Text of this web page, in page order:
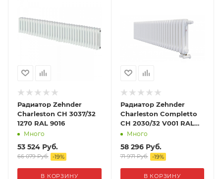
Радиатор Zehnder
Charleston CH 3037/32
1270 RAL 9016
Много
53 524 Руб.
66 079Руб. -19%
В КОРЗИНУ
Радиатор Zehnder
Charleston Completto
CH 2030/32 V001 RAL
9016Много
58 296Руб.
71 971Руб. -19%
В КОРЗИНУ